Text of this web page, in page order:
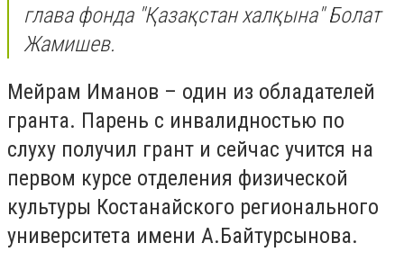
глава фонда "Қазақстан халқына" Болат
Жамишев.
Мейрам Иманов – один из обладателей
гранта. Парень с инвалидностью по
слуху получил грант и сейчас учится на
первом курсе отделения физической
культуры Костанайского регионального
университета имени А.Байтурсынова.